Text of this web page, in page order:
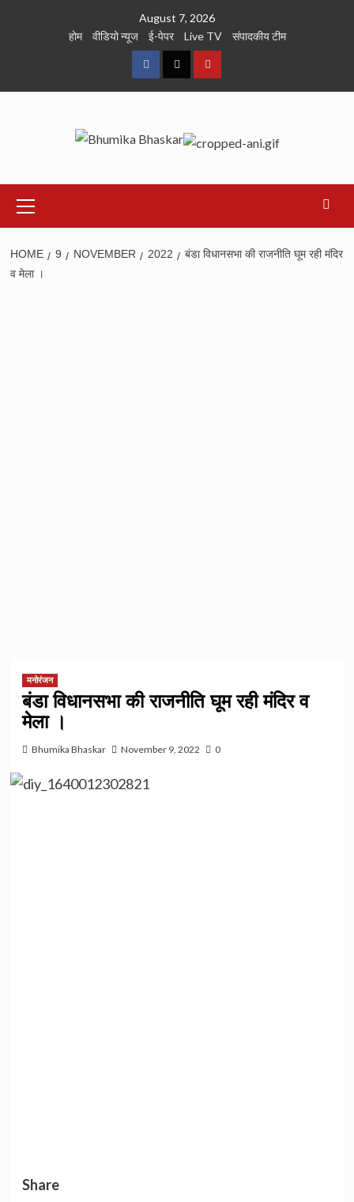
August 7, 2026
होम
वीडियो न्यूज ई-पेपर Live TV संपादकीय टीम
FacebookTwitterYoutube
Menu
HOME 9 NOVEMBER 2022
बंडा विधानसभा की राजनीति घूम रही मंदिर
व मेला ।
मनोरंजन
बंडा विधानसभा की राजनीति घूम रही मंदिर व
मेला ।
Bhumika Bhaskar November 9, 2022 0
Share